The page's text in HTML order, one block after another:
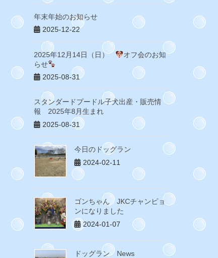
年末年始のお知らせ
2025-12-22
2025年12月14日（日）
オフ会のお知
らせ
2025-08-31
スタンダードプードル子犬出産・販売情
報 2025年8月生まれ
2025-08-31
今日のドッグラン
2024-02-11
ゴンちゃん JKCチャンピョ
ンになりました
2024-01-07
ドッグラン News